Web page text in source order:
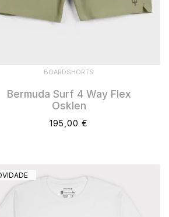
BOARDSHORTS
Bermuda Surf 4 Way Flex
Osklen
195,00 €